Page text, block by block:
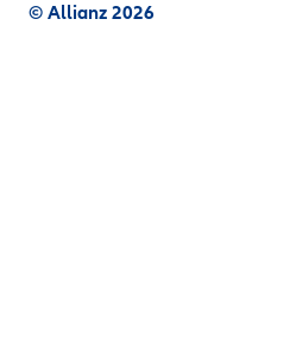
© Allianz 2026